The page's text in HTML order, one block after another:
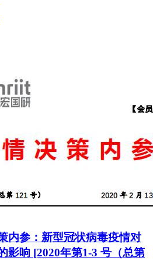
内参：新型冠状病毒疫情对
影响 [2020年第1-3 号（总第